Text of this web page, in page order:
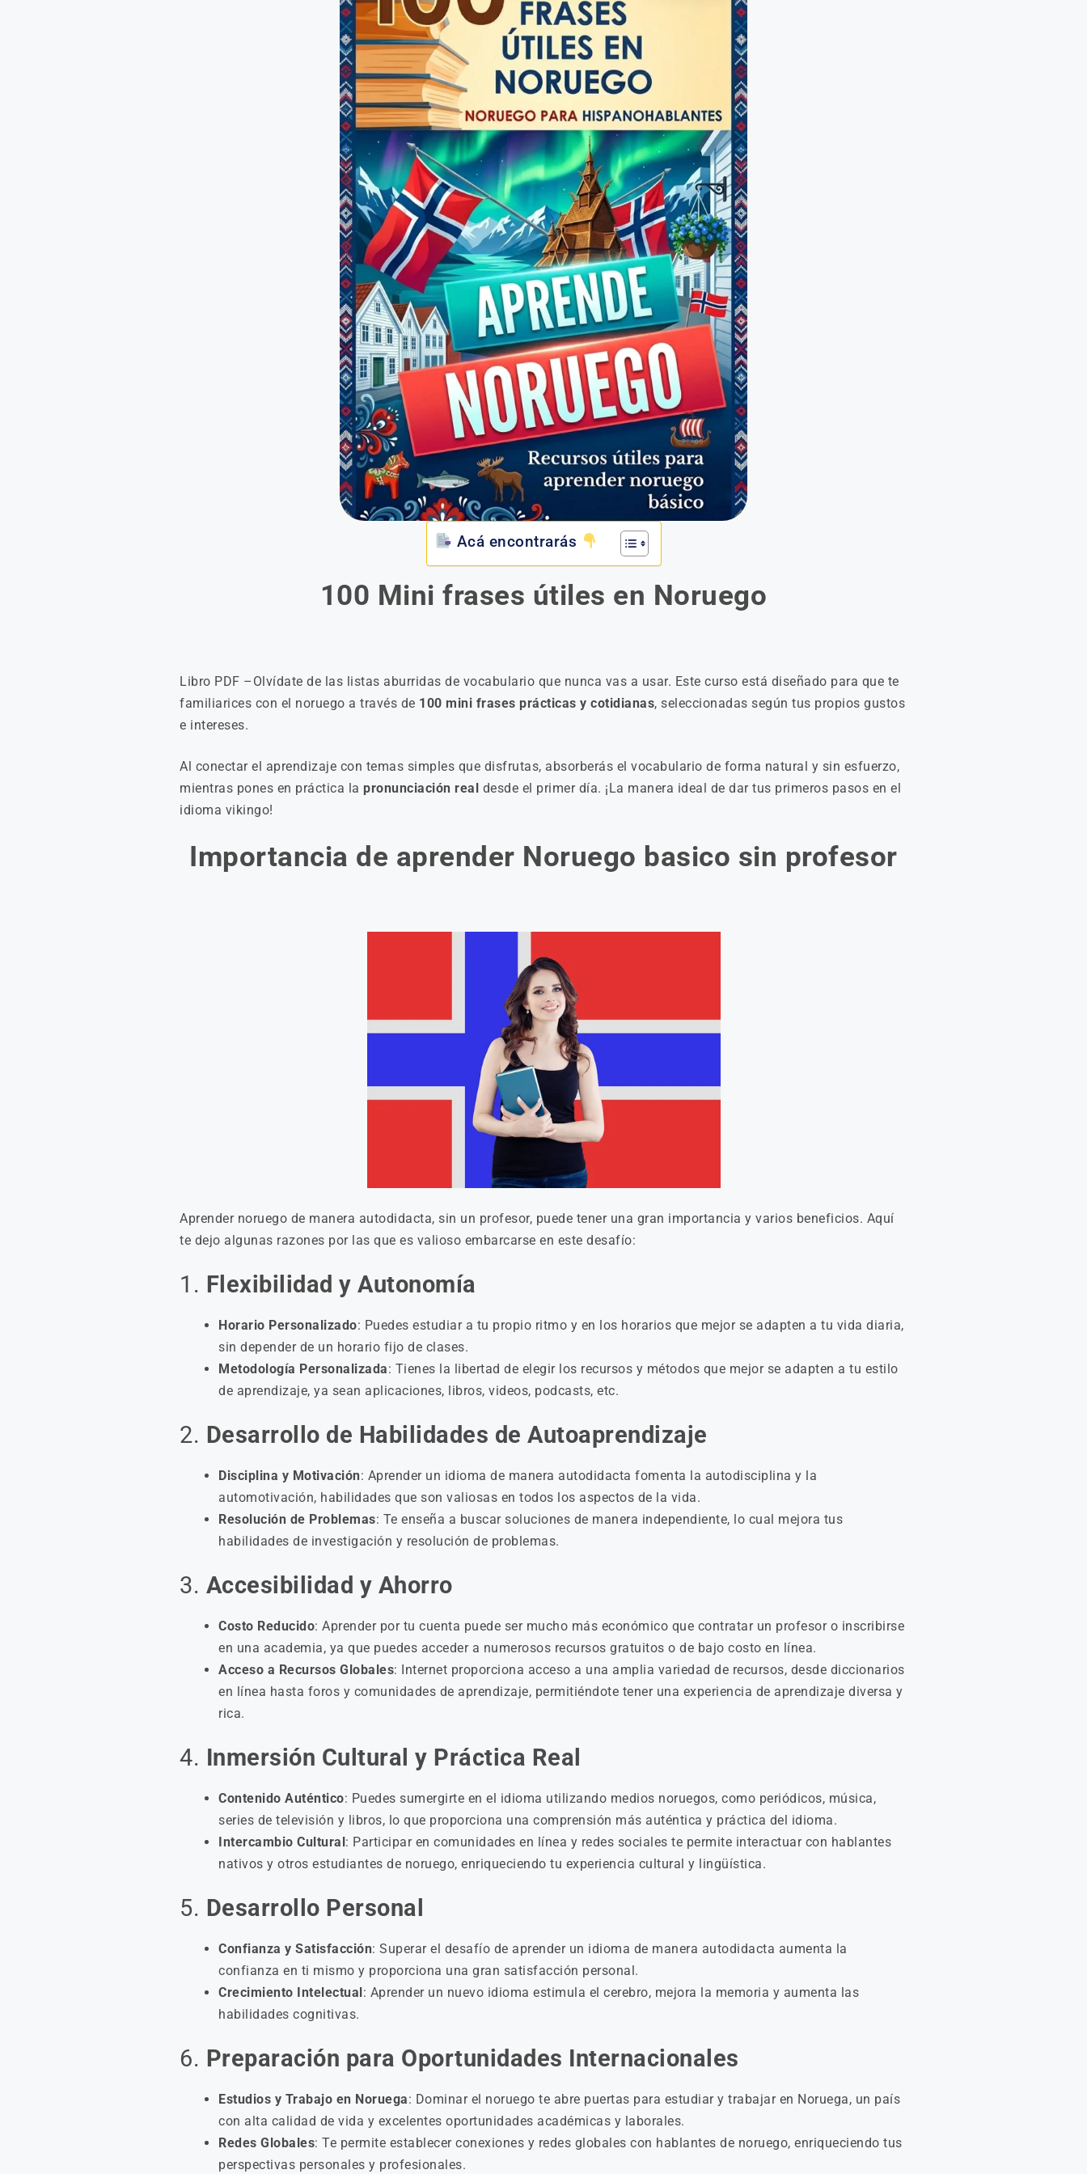
Acá encontrarás
100 Mini frases útiles en Noruego
Libro PDF – Olvídate de las listas aburridas de vocabulario que nunca vas a usar. Este curso está diseñado para que te
familiarices con el noruego a través de 100 mini frases prácticas y cotidianas, seleccionadas según tus propios gustos
e intereses.
Al conectar el aprendizaje con temas simples que disfrutas, absorberás el vocabulario de forma natural y sin esfuerzo,
mientras pones en práctica la pronunciación real desde el primer día. ¡La manera ideal de dar tus primeros pasos en el
idioma vikingo!
Importancia de aprender Noruego basico sin profesor
Aprender noruego de manera autodidacta, sin un profesor, puede tener una gran importancia y varios beneficios. Aquí
te dejo algunas razones por las que es valioso embarcarse en este desafío:
1. Flexibilidad y Autonomía
Horario Personalizado: Puedes estudiar a tu propio ritmo y en los horarios que mejor se adapten a tu vida diaria,
sin depender de un horario fijo de clases.
Metodología Personalizada: Tienes la libertad de elegir los recursos y métodos que mejor se adapten a tu estilo
de aprendizaje, ya sean aplicaciones, libros, videos, podcasts, etc.
2. Desarrollo de Habilidades de Autoaprendizaje
Disciplina y Motivación: Aprender un idioma de manera autodidacta fomenta la autodisciplina y la
automotivación, habilidades que son valiosas en todos los aspectos de la vida.
Resolución de Problemas: Te enseña a buscar soluciones de manera independiente, lo cual mejora tus
habilidades de investigación y resolución de problemas.
3. Accesibilidad y Ahorro
Costo Reducido: Aprender por tu cuenta puede ser mucho más económico que contratar un profesor o inscribirse
en una academia, ya que puedes acceder a numerosos recursos gratuitos o de bajo costo en línea.
Acceso a Recursos Globales: Internet proporciona acceso a una amplia variedad de recursos, desde diccionarios
en línea hasta foros y comunidades de aprendizaje, permitiéndote tener una experiencia de aprendizaje diversa y
rica.
4. Inmersión Cultural y Práctica Real
Contenido Auténtico: Puedes sumergirte en el idioma utilizando medios noruegos, como periódicos, música,
series de televisión y libros, lo que proporciona una comprensión más auténtica y práctica del idioma.
Intercambio Cultural: Participar en comunidades en línea y redes sociales te permite interactuar con hablantes
nativos y otros estudiantes de noruego, enriqueciendo tu experiencia cultural y lingüística.
5. Desarrollo Personal
Confianza y Satisfacción: Superar el desafío de aprender un idioma de manera autodidacta aumenta la
confianza en ti mismo y proporciona una gran satisfacción personal.
Crecimiento Intelectual: Aprender un nuevo idioma estimula el cerebro, mejora la memoria y aumenta las
habilidades cognitivas.
6. Preparación para Oportunidades Internacionales
Estudios y Trabajo en Noruega: Dominar el noruego te abre puertas para estudiar y trabajar en Noruega, un país
con alta calidad de vida y excelentes oportunidades académicas y laborales.
Redes Globales: Te permite establecer conexiones y redes globales con hablantes de noruego, enriqueciendo tus
perspectivas personales y profesionales.